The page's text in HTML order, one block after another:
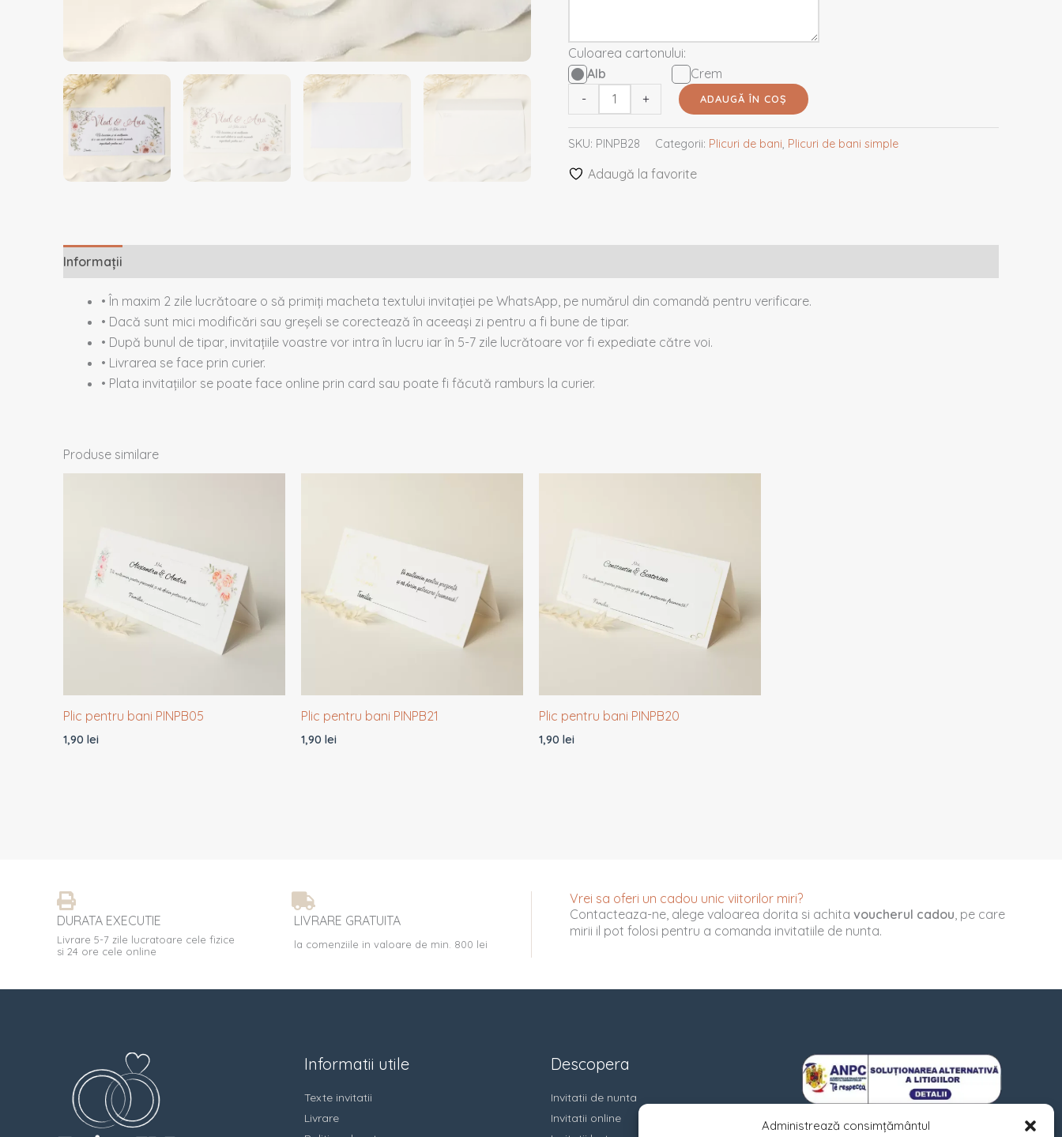
Administrează consimțământul
Culoarea cartonului:
Alb
Crem
-
+ ADAUGĂ ÎN COȘ
SKU: PINPB28 Categorii: Plicuri de bani, Plicuri de bani simple
Adaugă la favorite
Informații
• În maxim 2 zile lucrătoare o să primiți macheta textului invitației pe WhatsApp, pe numărul din comandă pentru verificare.
• Dacă sunt mici modificări sau greșeli se corectează în aceeași zi pentru a fi bune de tipar.
• După bunul de tipar, invitațiile voastre vor intra în lucru iar în 5-7 zile lucrătoare vor fi expediate către voi.
• Livrarea se face prin curier.
• Plata invitațiilor se poate face online prin card sau poate fi făcută ramburs la curier.
Produse similare
Plic pentru bani PINPB05
1,90 lei
Plic pentru bani PINPB21
1,90 lei
Plic pentru bani PINPB20
1,90 lei
DURATA EXECUTIE
Livrare 5-7 zile lucratoare cele fizice
si 24 ore cele online
LIVRARE GRATUITA
la comenziile in valoare de min. 800 lei
Vrei sa oferi un cadou unic viitorilor miri?
Contacteaza-ne, alege valoarea dorita si achita voucherul cadou, pe care
mirii il pot folosi pentru a comanda invitatiile de nunta.
Informatii utile
Texte invitatii
Livrare
Descopera
Invitatii de nunta
Invitatii online